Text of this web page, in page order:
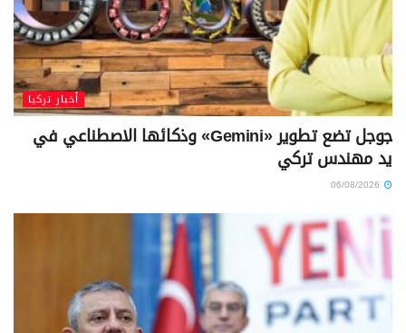
أخبار تركيا
جوجل تضع تطوير «Gemini» وذكائها الاصطناعي في
يد مهندس تركي